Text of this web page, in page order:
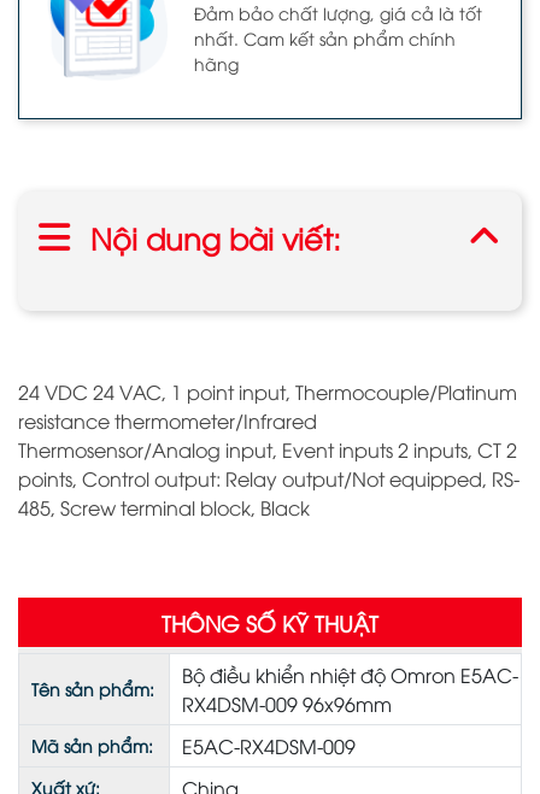
Đảm bảo chất lượng, giá cả là tốt
nhất. Cam kết sản phẩm chính
hãng
Nội dung bài viết:
24 VDC 24 VAC, 1 point input, Thermocouple/Platinum
resistance thermometer/Infrared
Thermosensor/Analog input, Event inputs 2 inputs, CT 2
points, Control output: Relay output/Not equipped, RS-
485, Screw terminal block, Black
THÔNG SỐ KỸ THUẬT
Tên sản phẩm:
Bộ điều khiển nhiệt độ Omron E5AC-
RX4DSM-009 96x96mm
Mã sản phẩm: E5AC-RX4DSM-009
Xuất xứ: China